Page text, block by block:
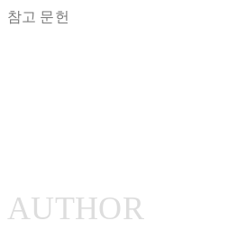
참고 문헌
AUTHOR